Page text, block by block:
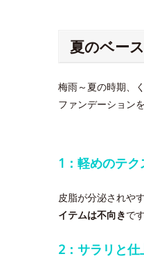
夏のベー
梅雨～夏の時期、
ファンデーション
1：軽めのテ
皮脂が分泌されやす
イテムは不向きで
2：サラリと